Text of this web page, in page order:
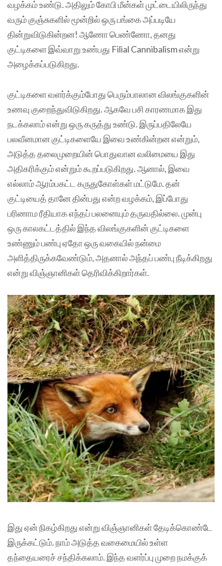
வழக்கம் உண்டு. அதிலும் கோபி மீன்கள் முட்டையிலிருந்து
வரும் குஞ்சுகளில் மூன்றில் ஒரு பங்கை அப்படியே
தின்றுவிடுகின்றன! ஆணோ பெண்ணோ, தனது
குட்டிகளை இவ்வாறு உண்பது Filial Cannibalism என்று
அழைக்கப்படுகிறது.
குட்டிகளை வளர்க்கும்போது பெரும்பாலான விலங்குகளின்
உணவு குறைந்துவிடுகிறது. ஆகவே பசி காரணமாக இது
நடக்கலாம் என்று ஒரு கருத்து உண்டு. இருப்பதிலேயே
பலவீனமான குட்டிகளையே இவை உண்கின்றன என்றும்,
அடுத்த தலைமுறையின் பொதுவான வலிமையை இது
அதிகரிக்கும் என்றும் கூறப்படுகிறது. ஆனால், இவை
எல்லாம் ஆரம்பகட்ட கருதுகோள்கள் மட்டுமே. தன்
குட்டியைத் தானே தின்பது என்ற வழக்கம், இப்போது
பரிணாம ரீதியாக எந்தப் பலனையும் தருவதில்லை. முன்பு
ஒரு காலகட்டத்தில் இந்த விலங்குகளின் குட்டிகளை
உண்ணும் பண்பு ஏதோ ஒரு வகையில் நன்மை
அளித்திருக்கவேண்டும், அதனால் அந்தப் பண்பு நீடிக்கிறது
என்று விஞ்ஞானிகள் தெரிவிக்கிறார்கள்.
இது ஏன் நிகழ்கிறது என்று விஞ்ஞானிகள் தேடிக்கொண்டே
இருக்கட்டும். நாம் அடுத்த வகைமையில் உள்ள
தந்தையரைச் சந்திக்கலாம். இந்த வளர்ப்பு முறை நமக்குக்